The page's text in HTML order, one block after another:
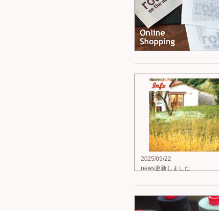
2025/09/22
news更新しました